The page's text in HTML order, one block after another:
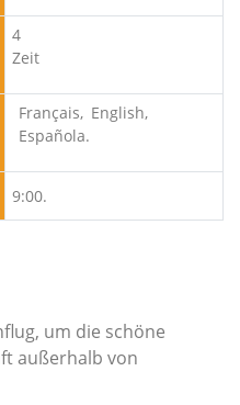
4
Zeit
Français, English,
Española.
9:00.
um die schöne
außerhalb von